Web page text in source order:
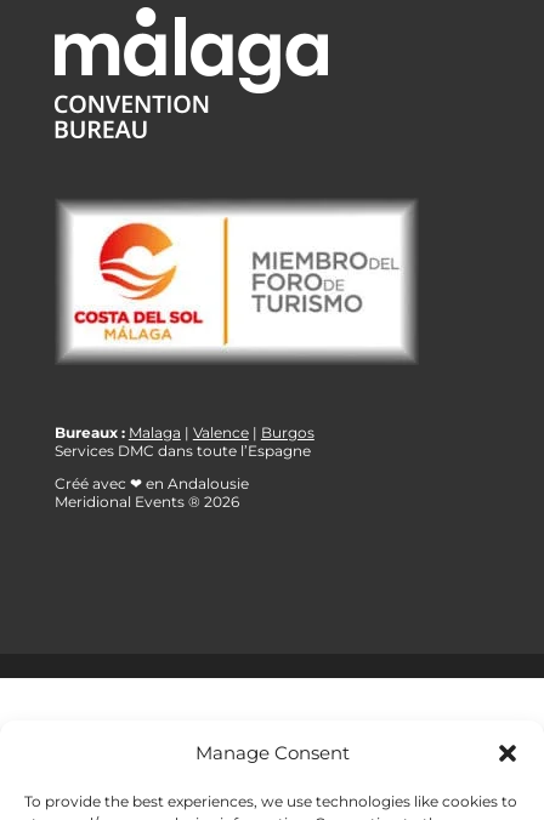
Manage Consent
To provide the best experiences, we use technologies like cookies to
Bureaux : Malaga | Valence| Burgos
Services DMC dans toute l’Espagne
Créé avec ❤ en Andalousie
Meridional Events ® 2026